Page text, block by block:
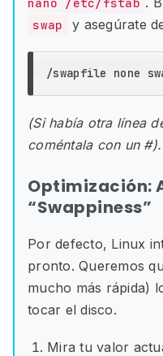
swap y asegúrate
(Si había otra línea
coméntala con un #).
Optimización:
“Swappiness”
Por defecto, Linux
pronto. Queremos
mucho más rápida)
tocar el disco.
Mira tu valor